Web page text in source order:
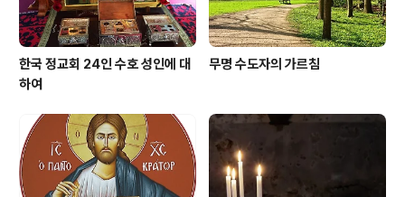
한국 정교회 24인 수호 성인에 대
하여
무명 수도자의 가르침